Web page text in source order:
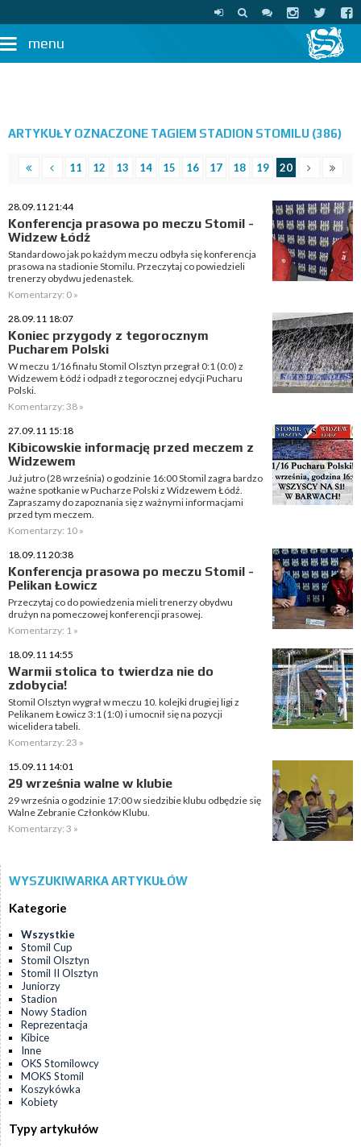
menu
ARTYKUŁY OZNACZONE TAGIEM STADION STOMILU (386)
11 12 13 14 15 16 17 18 19 20
28.09.11 21:44
Konferencja prasowa po meczu Stomil -
Widzew Łódź
Standardowo jak po każdym meczu odbyła się konferencja
prasowa na stadionie Stomilu. Przeczytaj co powiedzieli
trenerzy obydwu jedenastek.
Komentarzy: 0 »
28.09.11 18:07
Koniec przygody z tegorocznym
Pucharem Polski
W meczu 1/16 finału Stomil Olsztyn przegrał 0:1 (0:0) z
Widzewem Łódź i odpadł z tegorocznej edycji Pucharu
Polski.
Komentarzy: 38 »
27.09.11 15:18
Kibicowskie informację przed meczem z
Widzewem
Już jutro (28 września) o godzinie 16:00 Stomil zagra bardzo
ważne spotkanie w Pucharze Polski z Widzewem Łódź.
Zapraszamy do zapoznania się z ważnymi informacjami
przed tym meczem.
Komentarzy: 10 »
18.09.11 20:38
Konferencja prasowa po meczu Stomil -
Pelikan Łowicz
Przeczytaj co do powiedzenia mieli trenerzy obydwu
drużyn na pomeczowej konferencji prasowej.
Komentarzy: 1 »
18.09.11 14:55
Warmii stolica to twierdza nie do
zdobycia!
Stomil Olsztyn wygrał w meczu 10. kolejki drugiej ligi z
Pelikanem Łowicz 3:1 (1:0) i umocnił się na pozycji
wicelidera tabeli.
Komentarzy: 23 »
15.09.11 14:01
29 września walne w klubie
29 września o godzinie 17:00 w siedzibie klubu odbędzie się
Walne Zebranie Członków Klubu.
Komentarzy: 3 »
WYSZUKIWARKA ARTYKUŁÓW
Kategorie
Wszystkie
Stomil Cup
Stomil Olsztyn
Stomil II Olsztyn
Juniorzy
Stadion
Nowy Stadion
Reprezentacja
Kibice
Inne
OKS Stomilowcy
MOKS Stomil
Koszykówka
Kobiety
Typy artykułów